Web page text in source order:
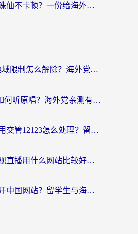
欧洲怎么玩新诛仙不卡顿？一份给海外游子的国服游戏畅玩指南
优酷手机app地域限制怎么解除？海外党亲测有效的追剧方案
全民K歌国外如何听原唱？海外党亲测有效的回国加速器选择指南
在海外如果使用交管12123怎么处理？留学生亲测有效的回国加速方案
海外看国内电视直播用什么网站比较好？一篇解决你所有追剧难题的实用指南
在国外如何打开中国网站？留学生与海外华人的无缝访问指南